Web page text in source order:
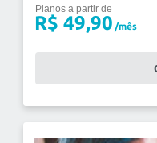
Planos a partir de
R$ 49,90 /mês